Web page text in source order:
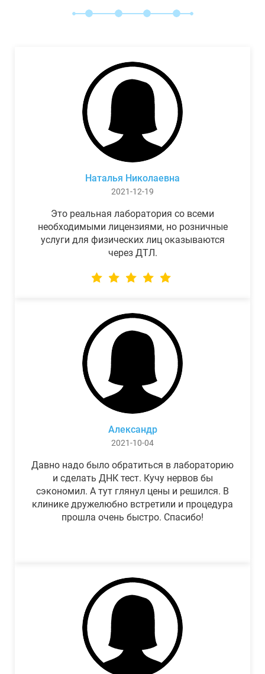
Наталья Николаевна
2021-12-19
Это реальная лаборатория со всеми
необходимыми лицензиями, но розничные
услуги для физических лиц оказываются
через ДТЛ.
Александр
2021-10-04
Давно надо было обратиться в лабораторию
и сделать ДНК тест. Кучу нервов бы
сэкономил. А тут глянул цены и решился. В
клинике дружелюбно встретили и процедура
прошла очень быстро. Спасибо!